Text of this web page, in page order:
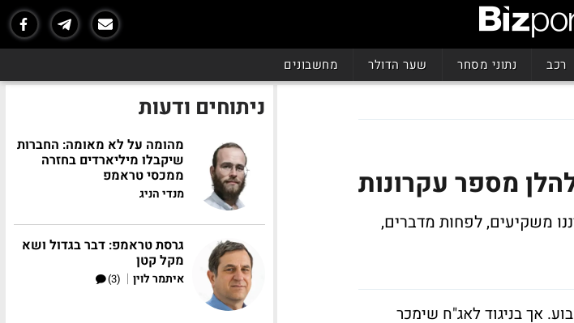
רכב נתוני מסחר שער הדולר מחשבונים
מספר עקרונות
משקיעים, לפחות מדברים,
אך בניגוד לאג"ח שימכר
ניתוחים ודעות
מהומה על לא מאומה: החברות
שיקבלו מיליארדים בחזרה
ממכסי טראמפ
מנדי הניג
גרסת טראמפ: דבר בגדול ושא
מקל קטן
איתמר לוין |
(3)